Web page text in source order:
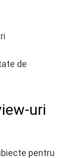
de
uri
pentru